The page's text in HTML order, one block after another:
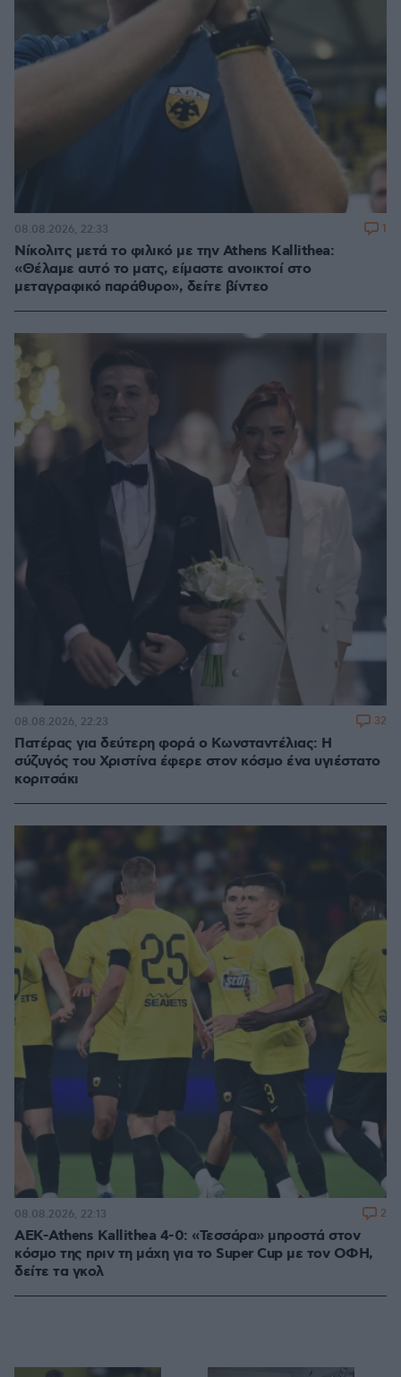
Νίκολιτς μετά το φιλικό με την Athens Kallithea:
«Θέλαμε αυτό το ματς, είμαστε ανοικτοί στο
μεταγραφικό παράθυρο», δείτε βίντεο
08.08.2026, 22:33 1
Πατέρας για δεύτερη φορά ο Κωνσταντέλιας: Η
σύζυγός του Χριστίνα έφερε στον κόσμο ένα υγιέστατο
κοριτσάκι
08.08.2026, 22:23 32
ΑΕΚ-Athens Kallithea 4-0: «Τεσσάρα» μπροστά στον
κόσμο της πριν τη μάχη για το Super Cup με τον ΟΦΗ,
δείτε τα γκολ
08.08.2026, 22:13 2